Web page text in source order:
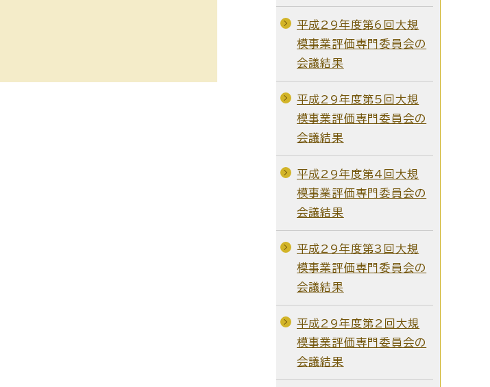
平成29年度第6回大規
模事業評価専門委員会の
会議結果
平成29年度第5回大規
模事業評価専門委員会の
会議結果
平成29年度第4回大規
模事業評価専門委員会の
会議結果
平成29年度第3回大規
模事業評価専門委員会の
会議結果
平成29年度第2回大規
模事業評価専門委員会の
会議結果